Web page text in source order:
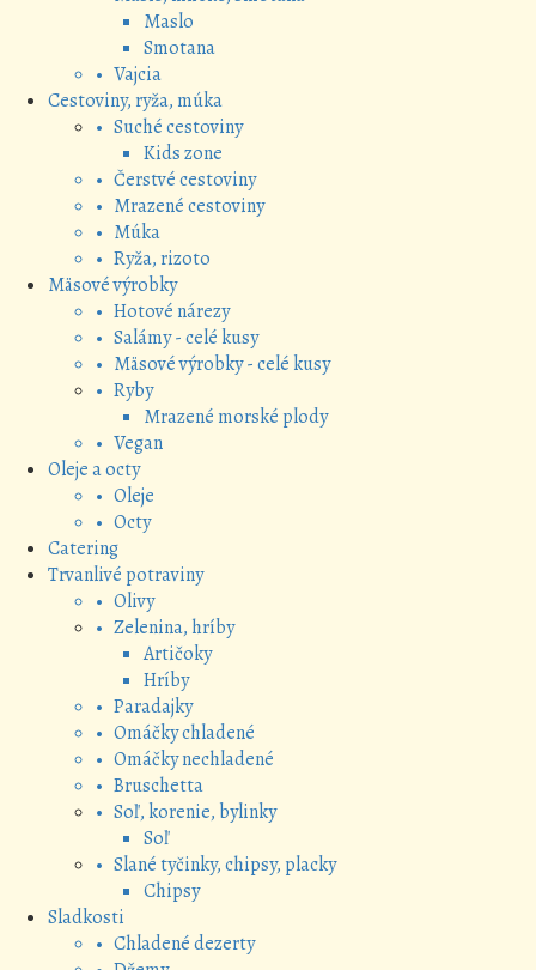
Maslo
Smotana
• Vajcia
Cestoviny, ryža, múka
• Suché cestoviny
Kids zone
• Čerstvé cestoviny
• Mrazené cestoviny
• Múka
• Ryža, rizoto
Mäsové výrobky
• Hotové nárezy
• Salámy - celé kusy
• Mäsové výrobky - celé kusy
• Ryby
Mrazené morské plody
• Vegan
Oleje a octy
• Oleje
• Octy
Catering
Trvanlivé potraviny
• Olivy
• Zelenina, hríby
Artičoky
Hríby
• Paradajky
• Omáčky chladené
• Omáčky nechladené
• Bruschetta
• Soľ, korenie, bylinky
Soľ
• Slané tyčinky, chipsy, placky
Chipsy
Sladkosti
• Chladené dezerty